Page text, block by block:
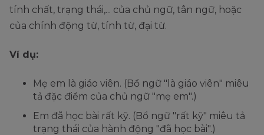
tính chất, trạng thái,... của chủ ngữ, tân ngữ, hoặc
của chính động từ, tính từ, đại từ.
Ví dụ:
Mẹ em là giáo viên. (Bổ ngữ "là giáo viên" miêu
tả đặc điểm của chủ ngữ "mẹ em".)
Em đã học bài rất kỹ. (Bổ ngữ "rất kỹ" miêu tả
trạng thái của hành động "đã học bài".)